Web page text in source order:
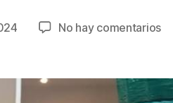
No hay comentariosen